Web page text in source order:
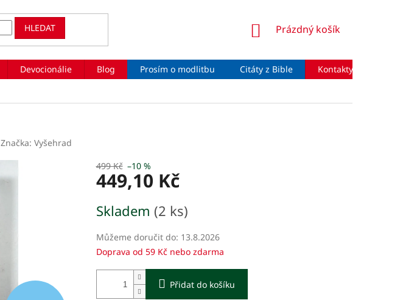
HLEDAT
NÁKUPNÍ
Prázdný košík
Devocionálie Blog Prosím o modlitbu Citáty z Bible Kontakty
Značka: Vyšehrad
499 Kč –10 %
449,10 Kč
cena:
Skladem (2 ks)
Můžeme doručit do: 13.8.2026
Doprava od 59 Kč nebo zdarma
Přidat do košíku